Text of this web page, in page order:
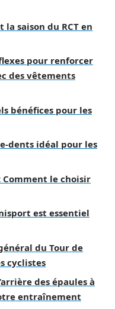
saison du RCT en
pour renforcer
des vêtements
bénéfices pour les
dents idéal pour les
le choisir
est essentiel
du Tour de
cyclistes
des épaules à
entraînement